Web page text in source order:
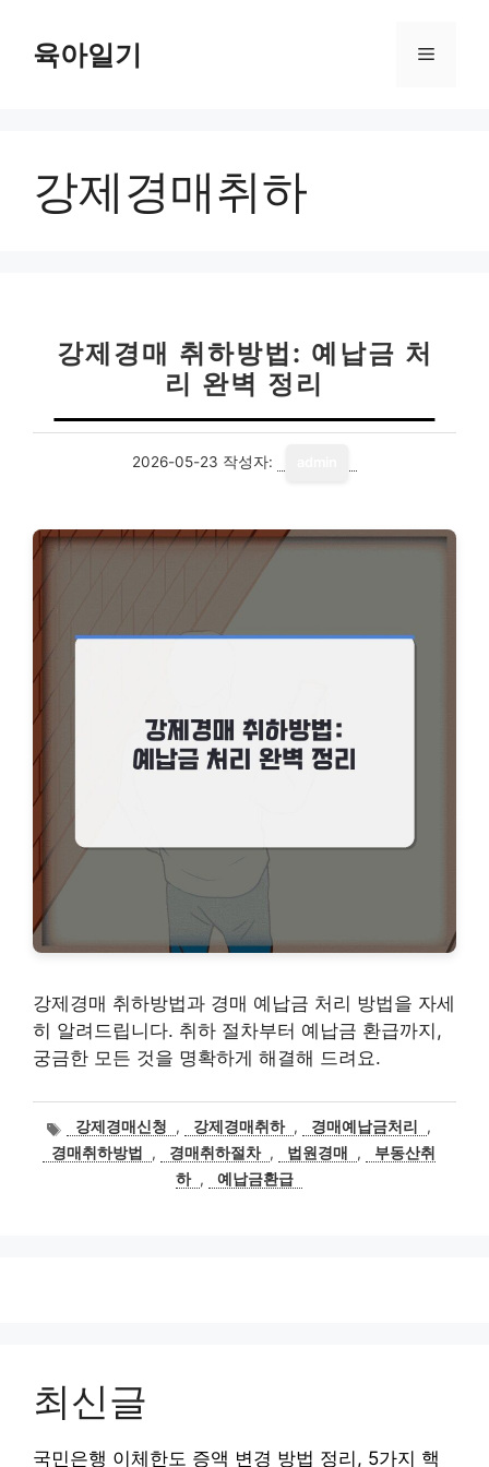
육아일기 메
강제경매취하
강제경매 취하방법: 예납금 처
리 완벽 정리
2026-05-23 작성자:
강제경매 취하방법과 경매 예납금 처리 방법을 자세
히 알려드립니다. 취하 절차부터 예납금 환급까지,
궁금한 모든 것을 명확하게 해결해 드려요.
태
그
강제경매신청 , 강제경매취하 , 경매예납금처리
,
경매취하방법
, 경매취하절차 , 법원경매 ,
부동산취
하 , 예납금환급
최신글
국민은행 이체한도 증액 변경 방법 정리, 5가지 핵